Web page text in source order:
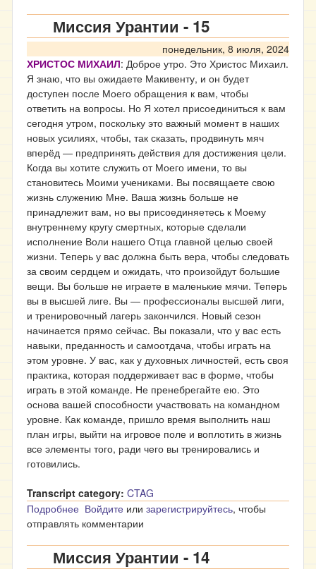
Миссия Урантии - 15
понедельник, 8 июля, 2024
ХРИСТОС МИХАИЛ: Доброе утро. Это Христос Михаил.
Я знаю, что вы ожидаете Макивенту, и он будет
доступен после Моего обращения к вам, чтобы
ответить на вопросы. Но Я хотел присоединиться к вам
сегодня утром, поскольку это важный момент в наших
новых усилиях, чтобы, так сказать, продвинуть мяч
вперёд ― предпринять действия для достижения цели.
Когда вы хотите служить от Моего имени, то вы
становитесь Моими учениками. Вы посвящаете свою
жизнь служению Мне. Ваша жизнь больше не
принадлежит вам, но вы присоединяетесь к Моему
внутреннему кругу смертных, которые сделали
исполнение Воли нашего Отца главной целью своей
жизни. Теперь у вас должна быть вера, чтобы следовать
за своим сердцем и ожидать, что произойдут большие
вещи. Вы больше не играете в маленькие мячи. Теперь
вы в высшей лиге. Вы ― профессионалы высшей лиги,
и тренировочный лагерь закончился. Новый сезон
начинается прямо сейчас. Вы показали, что у вас есть
навыки, преданность и самоотдача, чтобы играть на
этом уровне. У вас, как у духовных личностей, есть своя
практика, которая поддерживает вас в форме, чтобы
играть в этой команде. Не пренебрегайте ею. Это
основа вашей способности участвовать на командном
уровне. Как команде, пришло время выполнить наш
план игры, выйти на игровое поле и воплотить в жизнь
все элементы того, ради чего вы тренировались и
готовились.
Transcript category: CTAG
Подробнее о Миссия Урантии - 15
Войдите или зарегистрируйтесь, чтобы
отправлять комментарии
Миссия Урантии - 14